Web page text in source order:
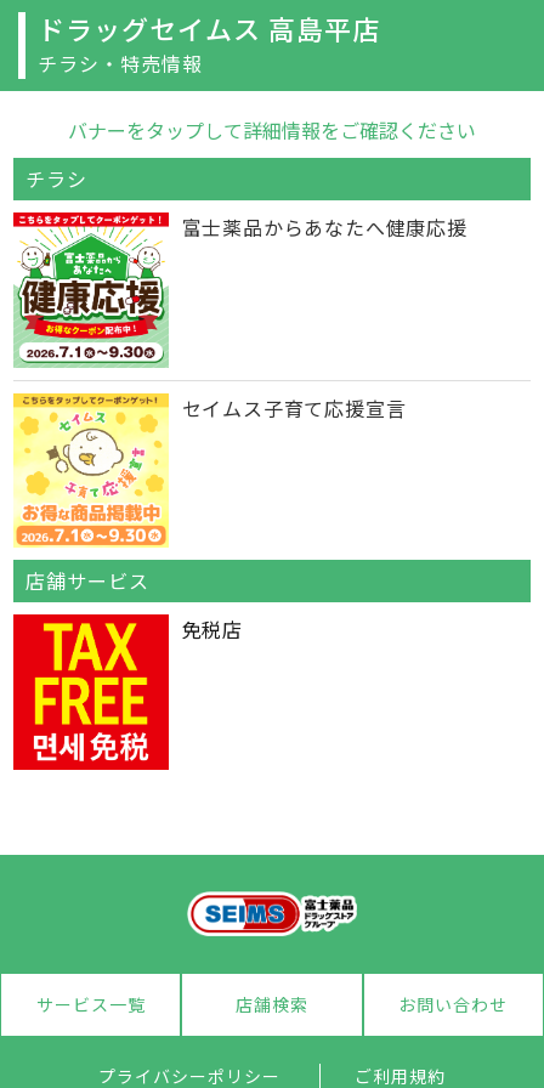
ドラッグセイムス 高島平店
チラシ・特売情報
バナーをタップして詳細情報をご確認ください
チラシ
富士薬品からあなたへ健康応援
セイムス子育て応援宣言
店舗サービス
免税店
サービス一覧 店舗検索 お問い合わせ
プライバシーポリシー ご利用規約